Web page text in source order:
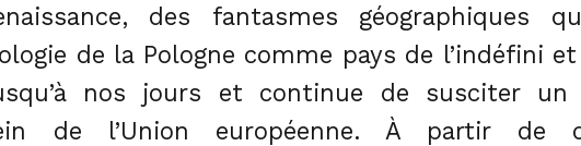
des fantasmes géographiques
de la Pologne comme pays de l’indéfini
nos jours et continue de susciter un
de l’Union européenne. À partir de